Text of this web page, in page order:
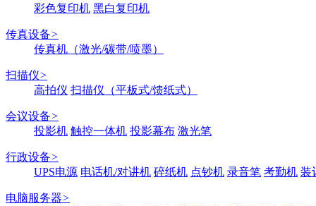
彩色复印机 黑白复印机
传真设备>
传真机（激光/碳带/喷墨）
扫描仪>
高拍仪 扫描仪（平板式/馈纸式）
会议设备>
投影机 触控一体机 投影幕布 激光笔
行政设备>
UPS电源 电话机/对讲机 碎纸机 点钞机 录音笔 考勤机 装
电脑服务器>